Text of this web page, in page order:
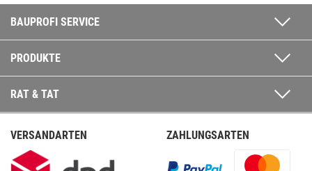
BAUPROFI SERVICE
PRODUKTE
RAT & TAT
VERSANDARTEN ZAHLUNGSARTEN